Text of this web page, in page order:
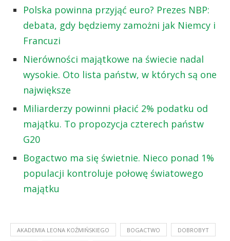
Polska powinna przyjąć euro? Prezes NBP:
debata, gdy będziemy zamożni jak Niemcy i
Francuzi
Nierówności majątkowe na świecie nadal
wysokie. Oto lista państw, w których są one
największe
Miliarderzy powinni płacić 2% podatku od
majątku. To propozycja czterech państw
G20
Bogactwo ma się świetnie. Nieco ponad 1%
populacji kontroluje połowę światowego
majątku
AKADEMIA LEONA KOŹMIŃSKIEGO BOGACTWO DOBROBYT